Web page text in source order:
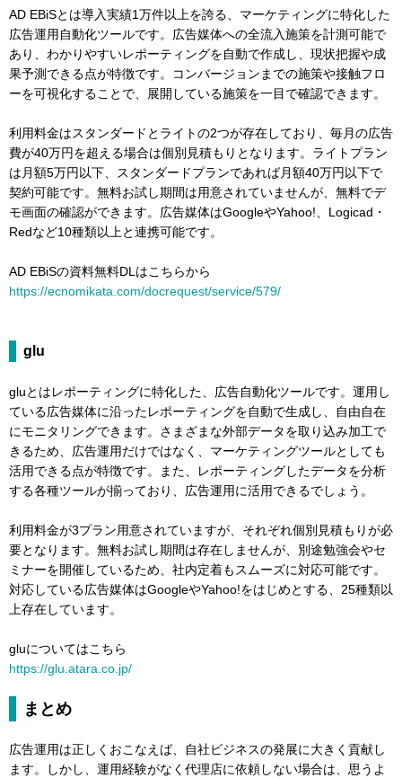
AD EBiSとは導入実績1万件以上を誇る、マーケティングに特化した
広告運用自動化ツールです。広告媒体への全流入施策を計測可能で
あり、わかりやすいレポーティングを自動で作成し、現状把握や成
果予測できる点が特徴です。コンバージョンまでの施策や接触フロ
ーを可視化することで、展開している施策を一目で確認できます。
利用料金はスタンダードとライトの2つが存在しており、毎月の広告
費が40万円を超える場合は個別見積もりとなります。ライトプラン
は月額5万円以下、スタンダードプランであれば月額40万円以下で
契約可能です。無料お試し期間は用意されていませんが、無料でデ
モ画面の確認ができます。広告媒体はGoogleやYahoo!、Logicad・
Redなど10種類以上と連携可能です。
AD EBiSの資料無料DLはこちらから
https://ecnomikata.com/docrequest/service/579/
glu
gluとはレポーティングに特化した、広告自動化ツールです。運用し
ている広告媒体に沿ったレポーティングを自動で生成し、自由自在
にモニタリングできます。さまざまな外部データを取り込み加工で
きるため、広告運用だけではなく、マーケティングツールとしても
活用できる点が特徴です。また、レポーティングしたデータを分析
する各種ツールが揃っており、広告運用に活用できるでしょう。
利用料金が3プラン用意されていますが、それぞれ個別見積もりが必
要となります。無料お試し期間は存在しませんが、別途勉強会やセ
ミナーを開催しているため、社内定着もスムーズに対応可能です。
対応している広告媒体はGoogleやYahoo!をはじめとする、25種類以
上存在しています。
gluについてはこちら
https://glu.atara.co.jp/
まとめ
広告運用は正しくおこなえば、自社ビジネスの発展に大きく貢献し
ます。しかし、運用経験がなく代理店に依頼しない場合は、思うよ